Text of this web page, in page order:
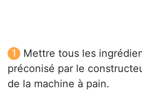
Mettre tous les
préconisé par le
de la machine à pain.